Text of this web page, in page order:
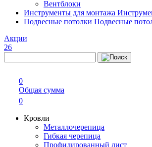
Вентблоки
Инструменты для монтажа
Подвесные потолки Подвесные
Акции
26
0
Общая сумма
0
Кровли
Металлочерепица
Гибкая черепица
Профилированный лист